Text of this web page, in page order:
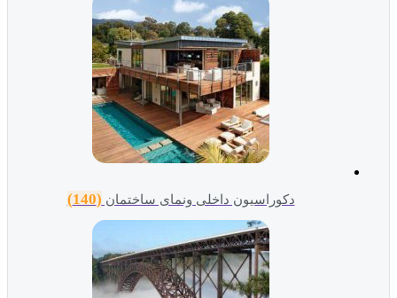
دکوراسیون داخلی ونمای ساختمان(140)